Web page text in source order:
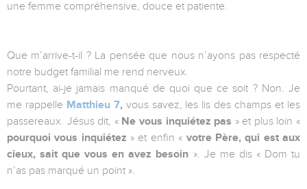
une femme compréhensive, douce et patiente.
Que m’arrive-t-il ? La pensée que nous n’ayons pas respecté
notre budget familial me rend nerveux.
Pourtant, ai-je jamais manqué de quoi que ce soit ? Non. Je
me rappelle Matthieu 7, vous savez, les lis des champs et les
passereaux. Jésus dit, « Ne vous inquiétez pas » et plus loin «
pourquoi vous inquiétez » et enfin « votre Père, qui est aux
cieux, sait que vous en avez besoin ». Je me dis « Dom tu
n’as pas marqué un point ».